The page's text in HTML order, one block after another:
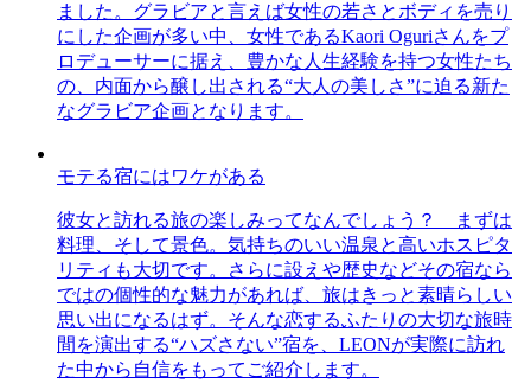
ました。グラビアと言えば女性の若さとボディを売り
にした企画が多い中、女性であるKaori Oguriさんをプ
ロデューサーに据え、豊かな人生経験を持つ女性たち
の、内面から醸し出される“大人の美しさ”に迫る新た
なグラビア企画となります。
モテる宿にはワケがある
彼女と訪れる旅の楽しみってなんでしょう？ まずは
料理、そして景色。気持ちのいい温泉と高いホスピタ
リティも大切です。さらに設えや歴史などその宿なら
ではの個性的な魅力があれば、旅はきっと素晴らしい
思い出になるはず。そんな恋するふたりの大切な旅時
間を演出する“ハズさない”宿を、LEONが実際に訪れ
た中から自信をもってご紹介します。